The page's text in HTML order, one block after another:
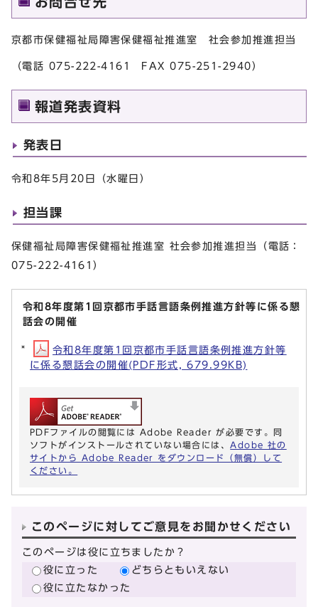
京都市保健福祉局障害保健福祉推進室 社会参加推進担当
（電話 075-222-4161 FAX 075-251-2940）
報道発表資料
発表日
令和8年5月20日（水曜日）
担当課
保健福祉局障害保健福祉推進室 社会参加推進担当（電話：
075-222-4161）
令和8年度第1回京都市手話言語条例推進方針等に係る懇
話会の開催
令和8年度第1回京都市手話言語条例推進方針等
に係る懇話会の開催(PDF形式, 679.99KB)
PDFファイルの閲覧には Adobe Reader が必要です。同
ソフトがインストールされていない場合には、 Adobe 社の
サイトから Adobe Reader をダウンロード（無償）して
ください。
このページに対してご意見をお聞かせください
このページは役に立ちましたか？
役に立った
どちらともいえない
役に立たなかった